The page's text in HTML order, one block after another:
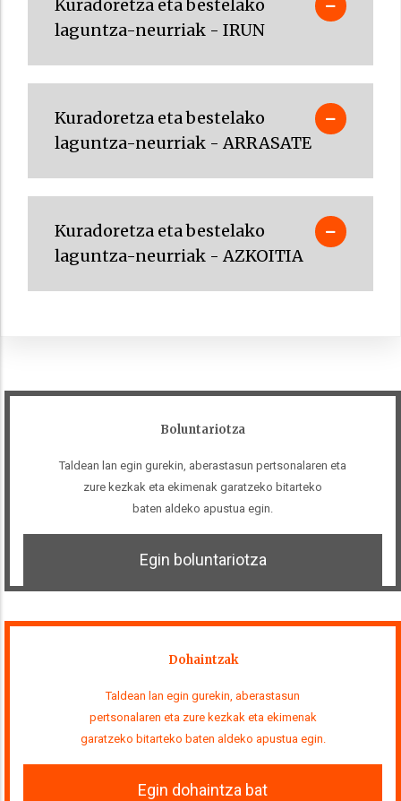
Kuradoretza eta bestelako
laguntza-neurriak - IRUN
Kuradoretza eta bestelako
laguntza-neurriak - ARRASATE
Kuradoretza eta bestelako
laguntza-neurriak - AZKOITIA
Boluntariotza
Taldean lan egin gurekin, aberastasun pertsonalaren eta
zure kezkak eta ekimenak garatzeko bitarteko
baten aldeko apustua egin.
Egin boluntariotza
Dohaintzak
Taldean lan egin gurekin, aberastasun
pertsonalaren eta zure kezkak eta ekimenak
garatzeko bitarteko baten aldeko apustua egin.
Egin dohaintza bat